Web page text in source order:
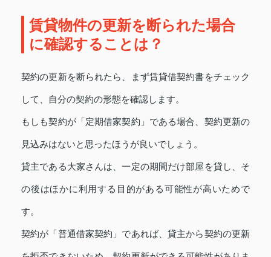
賃貸物件の更新を断られた場合
に確認することは？
契約の更新を断られたら、まず賃貸借契約書をチェック
して、自分の契約の形態を確認します。
もしも契約が「定期借家契約」である場合、契約更新の
見込みはないと思ったほうが良いでしょう。
貸主である大家さんは、一定の期間だけ部屋を貸し、そ
の後はほかに利用する目的がある可能性が高いためで
す。
契約が「普通借家契約」であれば、貸主から契約の更新